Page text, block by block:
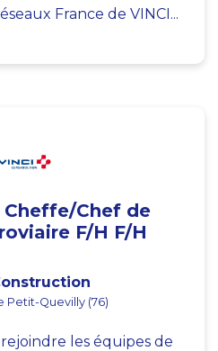
France de VINCI...
Chef de
F/H F/H
Petit-Quevilly (76)
les équipes de